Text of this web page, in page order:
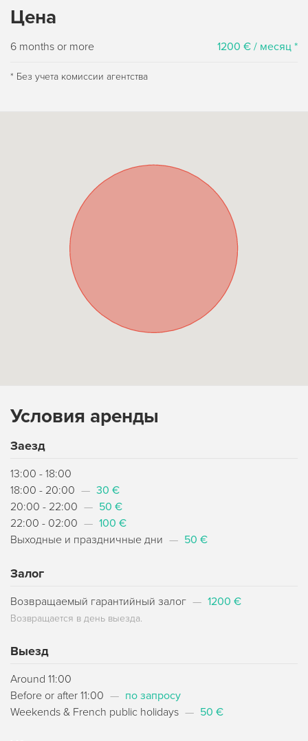
Цена
6 months or more 1200 € / месяц *
* Без учета комиссии агентства
Условия аренды
Заезд
13:00 - 18:00
18:00 - 20:00 — 30 €
20:00 - 22:00 — 50 €
22:00 - 02:00 — 100 €
Выходные и праздничные дни — 50 €
Залог
Возвращаемый гарантийный залог — 1200 €
Возвращается в день выезда.
Выезд
Around 11:00
Before or after 11:00 — по запросу
Weekends & French public holidays — 50 €